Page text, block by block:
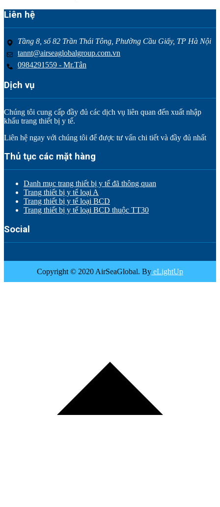
Liên hệ
Tầng 8, số 82 Trần Thái Tông, Phường Cầu Giấy, TP Hà Nội
tannt@airseaglobalgroup.com.vn
0984291559 - Mr.Tân
Dịch vụ
Chúng tôi cung cấp đầy đủ các dịch vụ liên quan đến xuất nhập
khẩu trang thiết bị y tế.
Liên hệ ngay với chúng tôi để được tư vấn chi tiết và đầy đủ nhất
Thủ tục các mặt hàng
Danh mục trang thiết bị y tế đã thông quan
Trang thiết bị y tế loại A
Trang thiết bị y tế loại BCD
Trang thiết bị y tế loại BCD thuộc TT30
Social
Copyright © 2020 AirSeaGlobal. By eLightUp